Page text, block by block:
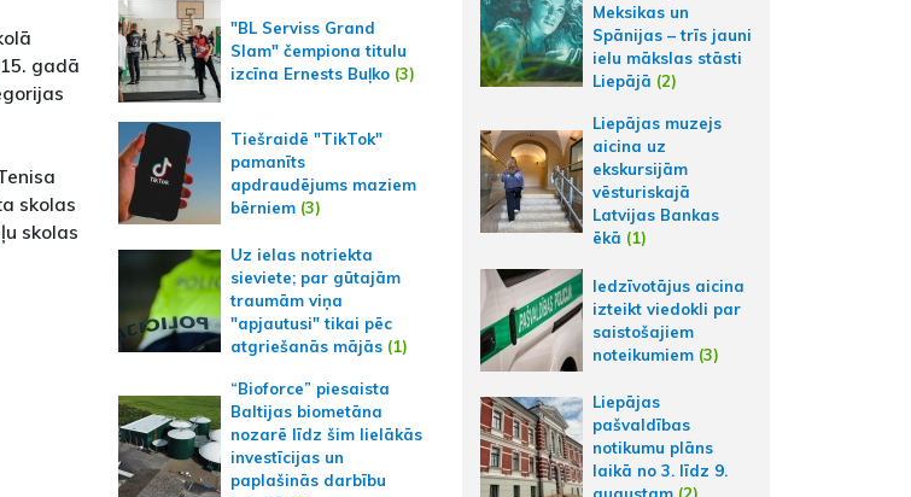
gadā
skolas
skolas
"BL Serviss Grand
Slam" čempiona titulu
izcīna Ernests Buļko(3)
Tiešraidē "TikTok"
pamanīts
apdraudējums maziem
bērniem(3)
Uz ielas notriekta
sieviete; par gūtajām
traumām viņa
"apjautusi" tikai pēc
atgriešanās mājās(1)
“Bioforce” piesaista
Baltijas biometāna
nozarē līdz šim lielākās
investīcijas un
paplašinās darbību
Meksikas un
Spānijas – trīs jauni
ielu mākslas stāsti
Liepājā (2)
Liepājas muzejs
aicina uz
ekskursijām
vēsturiskajā
Latvijas Bankas
ēkā (1)
Iedzīvotājus aicina
izteikt viedokli par
saistošajiem
noteikumiem (3)
Liepājas
pašvaldības
notikumu plāns
laikā no 3. līdz 9.